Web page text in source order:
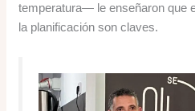
temperatura— le enseñaron que
la planificación son claves.